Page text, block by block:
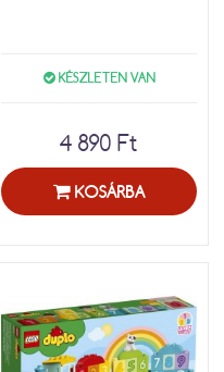
KÉSZLETEN VAN
4 890 Ft
KOSÁRBA